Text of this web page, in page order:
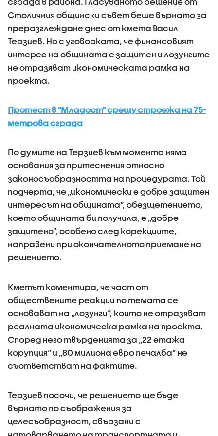
Столичния общински съвет беше върнато за
преразглеждане днес от кмета Васил
Терзиев. Но с уговорката, че финансовият
интерес на общината е защитен и лозунгите
не отразяват икономическата рамка на
проекта.
Протест в "Младост" срещу строежа на 75-
метрова сграда
По думите на Терзиев към момента няма
основания за притеснения относно
законосъобразността на процедурата. Той
подчерта, че „икономически е добре защитен
интересът на общината“, обезщетението,
което общината би получила, е „добре
защитено“, особено след корекциите,
направени при окончателното приемане на
решението.
Кметът коментира, че част от
обществените реакции по темата се
основават на „лозунги“, които не отразяват
реалната икономическа рамка на проекта.
Според него твърденията за „22 етажа
корупция“ и „80 милиона евро печалба“ не
съответстват на фактите.
Терзиев посочи, че решението ще бъде
върнато по съображения за
целесъобразност, свързани с